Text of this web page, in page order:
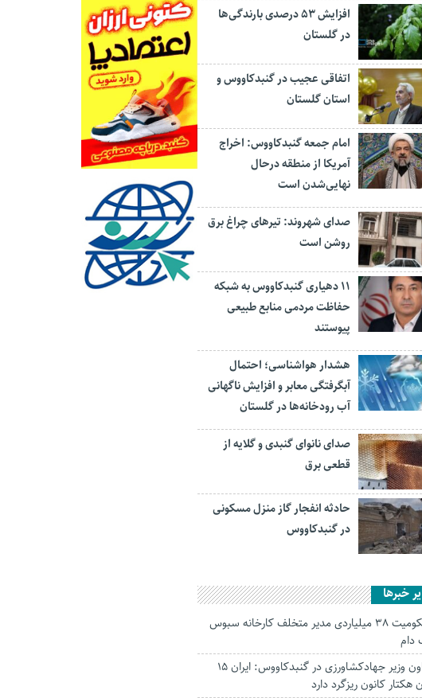
افزایش ۵۳ درصدی بارندگی‌ها
در گلستان
اتفاقی عجیب در‌ گنبدکاووس و
استان گلستان
امام جمعه گنبدکاووس: اخراج
آمریکا از منطقه درحال
نهایی‌شدن است
صدای شهروند: تیرهای چراغ برق
روشن است
۱۱ دهیاری گنبدکاووس به شبکه
حفاظت مردمی منابع طبیعی
پیوستند
هشدار هواشناسی؛ احتمال
آبگرفتگی معابر و افزایش ناگهانی
آب رودخانه‌ها در گلستان
صدای نانوای گنبدی و گلایه از
قطعی برق
حادثه انفجار گاز منزل مسکونی
در گنبدکاووس
خبرها
محکومیت ۳۸ میلیاردی مدیر متخلف کارخانه سبوس
دام
معاون وزیر جهادکشاورزی در گنبدکاووس: ایران ۱۵
هکتار کانون ریزگرد دارد